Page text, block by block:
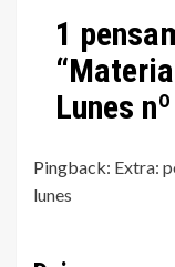
1
“
Lunes
Pingback: Extra:
lunes